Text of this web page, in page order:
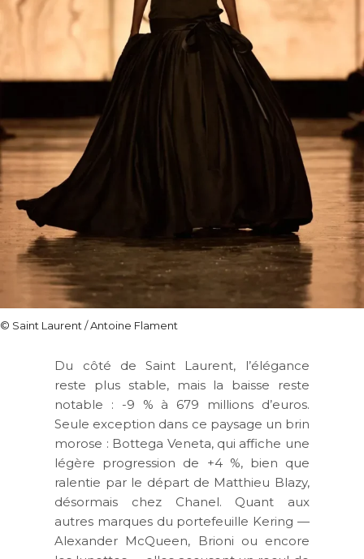
© Saint Laurent / Antoine Flament
Du côté de Saint Laurent, l’élégance
reste plus stable, mais la baisse reste
notable : -9 % à 679 millions d’euros.
Seule exception dans ce paysage un brin
morose : Bottega Veneta, qui affiche une
légère progression de +4 %, bien que
ralentie par le départ de Matthieu Blazy,
désormais chez Chanel. Quant aux
autres marques du portefeuille Kering —
Alexander McQueen, Brioni ou encore